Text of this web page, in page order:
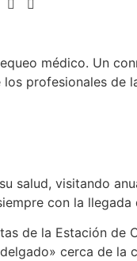
médico. Un
profesionales de
salud, visitando
con la llegada
de la Estación de
cerca de la